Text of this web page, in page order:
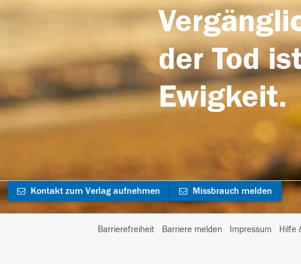
der Tod
Ewigkeit.
Kontakt zum Verlag aufnehmen Missbrauch melden
Barrierefreiheit Barriere melden Impressum Hilfe